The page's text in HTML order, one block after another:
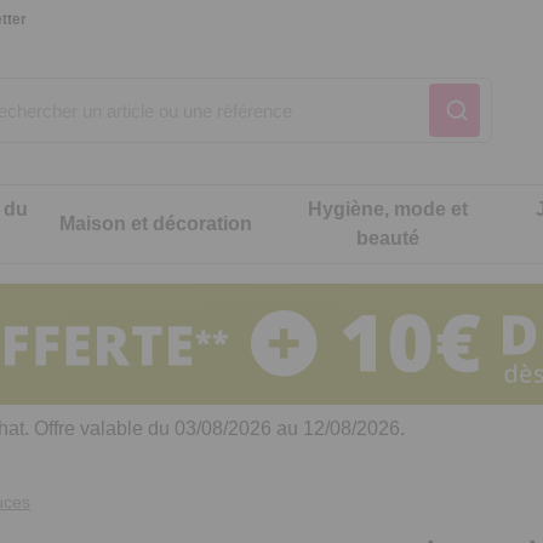
cuisine
de cuisine malins
Notre produit du
Notre produit du
Maison et décoration
Notre produit du
Hygiène, mode et
beauté
intimité
Notre produit du
Notre produit du
Notre produit du
Offre valable du 03/08/2026 au 12/08/2026.